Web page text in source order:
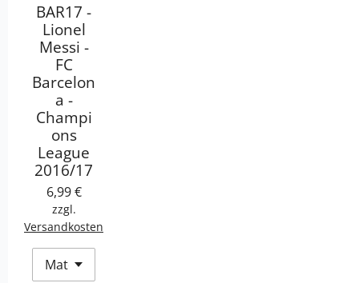
BAR17 -
Lionel
Messi -
FC
Barcelon
a -
Champi
ons
League
2016/17
6,99 €
zzgl.
Versandkosten